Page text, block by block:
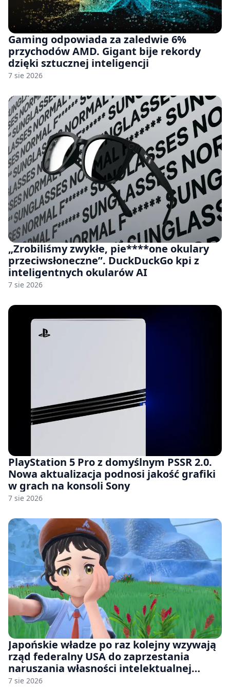
Gaming odpowiada za zaledwie 6%
przychodów AMD. Gigant bije rekordy
dzięki sztucznej inteligencji
7 sie 2026
„Zrobiliśmy zwykłe, pie****one okulary
przeciwsłoneczne”. DuckDuckGo kpi z
inteligentnych okularów AI
7 sie 2026
PlayStation 5 Pro z domyślnym PSSR 2.0.
Nowa aktualizacja podnosi jakość grafiki
w grach na konsoli Sony
7 sie 2026
Japońskie władze po raz kolejny wzywają
rząd federalny USA do zaprzestania
naruszania własności intelektualnej
japońskich gier i anime
7 sie 2026